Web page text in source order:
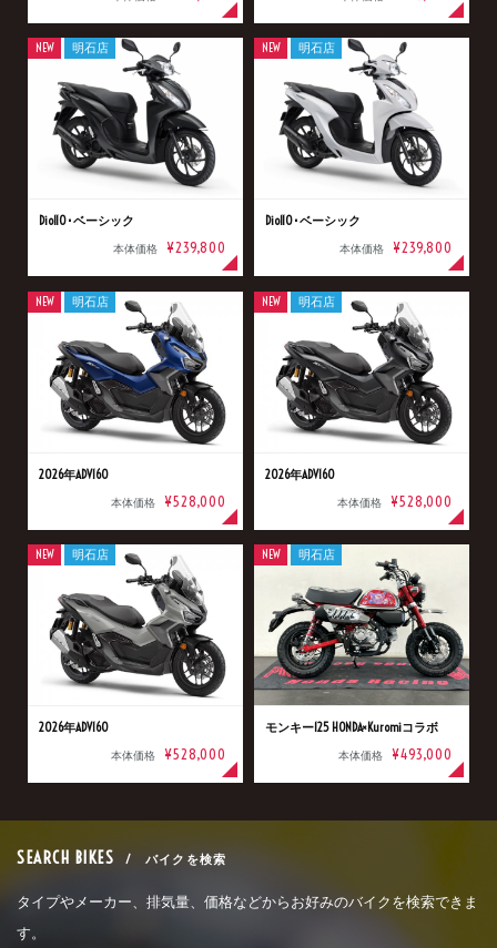
Dio110･ベーシック
本体価格 ¥239,800
NEW 明石店
Dio110･ベーシック
本体価格 ¥239,800
NEW 明石店
2026年ADV160
本体価格 ¥528,000
NEW 明石店
2026年ADV160
本体価格 ¥528,000
NEW 明石店
2026年ADV160
本体価格 ¥528,000
NEW 明石店
モンキー125 HONDA×Kuromiコラボ
本体価格 ¥493,000
NEW 明石店
SEARCH BIKES / バイクを検索
タイプやメーカー、排気量、価格などからお好みのバイクを検索できま
す。